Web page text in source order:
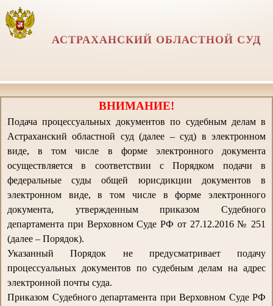
АСТРАХАНСКИЙ ОБЛАСТНОЙ СУД
ВНИМАНИЕ!
Подача процессуальных документов по судебным делам в
Астраханский областной суд (далее – суд) в электронном
виде, в том числе в форме электронного документа
осуществляется в соответствии с Порядком подачи в
федеральные суды общей юрисдикции документов в
электронном виде, в том числе в форме электронного
документа, утвержденным приказом Судебного
департамента при Верховном Суде РФ от 27.12.2016 № 251
(далее – Порядок).
Указанный Порядок не предусматривает подачу
процессуальных документов по судебным делам на адрес
электронной почты суда.
Приказом Судебного департамента при Верховном Суде РФ